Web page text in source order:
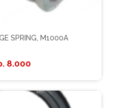
SPRING, M1000A
8.000